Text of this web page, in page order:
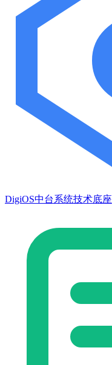
DigiOS中台系统技术底座